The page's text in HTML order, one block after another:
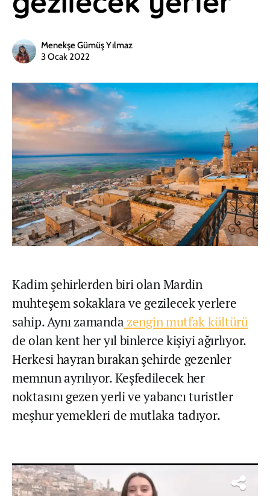
Menekşe Gümüş Yılmaz
3 Ocak 2022
Kadim şehirlerden biri olan Mardin
muhteşem sokaklara ve gezilecek yerlere
sahip. Aynı zamanda zengin mutfak kültürü
de olan kent her yıl binlerce kişiyi ağırlıyor.
Herkesi hayran bırakan şehirde gezenler
memnun ayrılıyor. Keşfedilecek her
noktasını gezen yerli ve yabancı turistler
meşhur yemekleri de mutlaka tadıyor.